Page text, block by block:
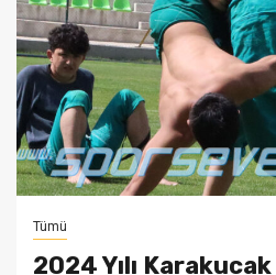
Tümü
2024 Yılı